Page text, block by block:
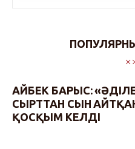
АЙБЕК БАРЫС:
СЫРТТАН СЫН
ҚОСҚЫМ КЕЛДІ